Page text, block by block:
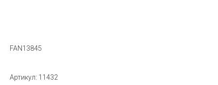
FAN13845
Артикул: 11432